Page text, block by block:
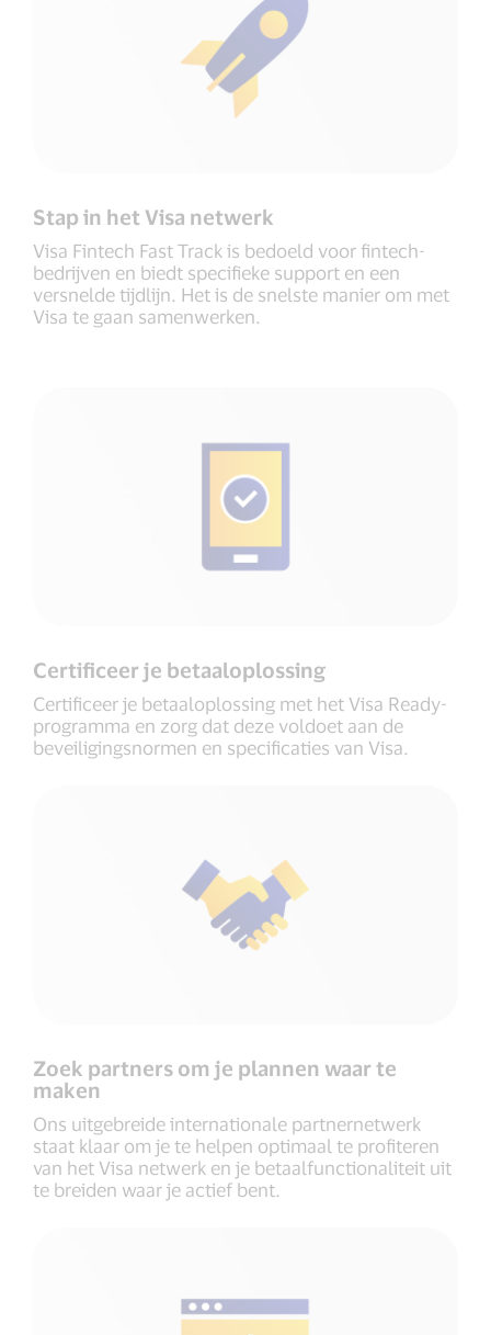
Stap in het Visa netwerk
Visa Fintech Fast Track is bedoeld voor fintech-
bedrijven en biedt specifieke support en een
versnelde tijdlijn. Het is de snelste manier om met
Visa te gaan samenwerken.
Certificeer je betaaloplossing
Certificeer je betaaloplossing met het Visa Ready-
programma en zorg dat deze voldoet aan de
beveiligingsnormen en specificaties van Visa.
Zoek partners om je plannen waar te
maken
Ons uitgebreide internationale partnernetwerk
staat klaar om je te helpen optimaal te profiteren
van het Visa netwerk en je betaalfunctionaliteit uit
te breiden waar je actief bent.